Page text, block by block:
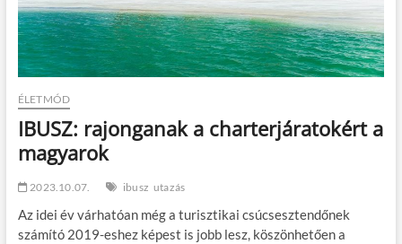
ÉLETMÓD
IBUSZ: rajonganak a charterjáratokért a
magyarok
2023.10.07. ibusz utazás
Az idei év várhatóan még a turisztikai csúcsesztendőnek
számító 2019-eshez képest is jobb lesz, köszönhetően a